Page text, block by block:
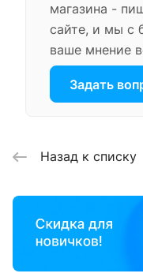
магазина -
сайте, и мы с
ваше мнение
Задать
Назад к списку